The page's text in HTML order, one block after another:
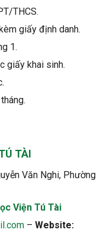
THCS.
giấy định danh.
1.
giấy khai sinh.
TÀI
Văn Nghi, Phường
Viện Tú Tài
– Website: